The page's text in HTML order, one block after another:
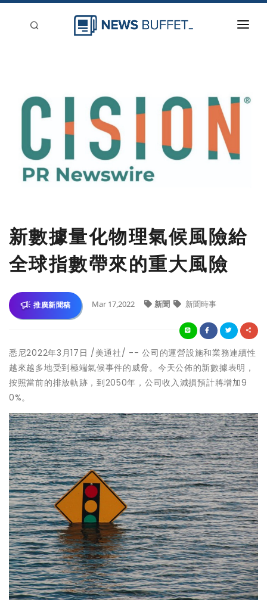
登入
新數據量化物理氣候風險給
全球指數帶來的重大風險
推廣新聞稿 Mar 17,2022 新聞 新聞時事
悉尼2022年3月17日 /美通社/ -- 公司的運營設施和業務連續性
越來越多地受到極端氣候事件的威脅。今天公佈的新數據表明，
按照當前的排放軌跡，到2050年，公司收入減損預計將增加9
0%。